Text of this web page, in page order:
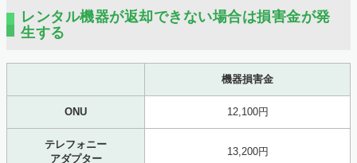
レンタル機器が返却できない場合は損害金が発
生する
機器損害金
ONU 12,100円
テレフォニー
アダプター
13,200円